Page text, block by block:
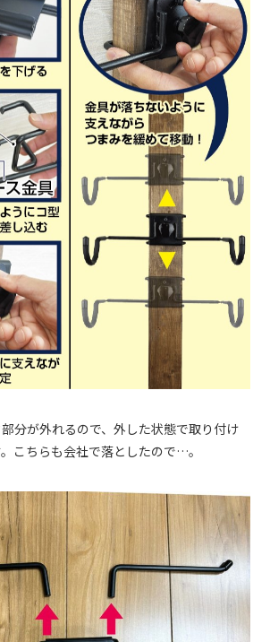
分が外れるので、外した状態で取り付け
こちらも会社で落としたので…。